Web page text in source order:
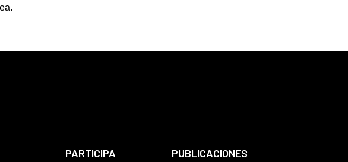
PARTICIPA PUBLICACIONES